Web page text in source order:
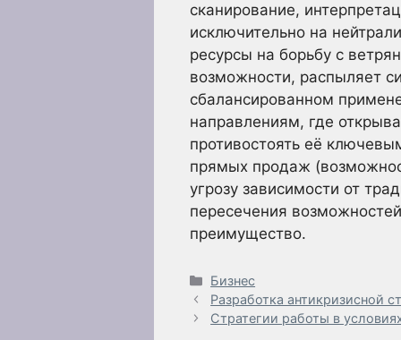
сканирование,
исключительно на
ресурсы на борьбу с
возможности, распыляет
сбалансированном
направлениям, где
противостоять её
прямых продаж
угрозу зависимости от
пересечения
преимущество.
Рубрики
Бизнес
Разработка антикризисной
Стратегии работы в